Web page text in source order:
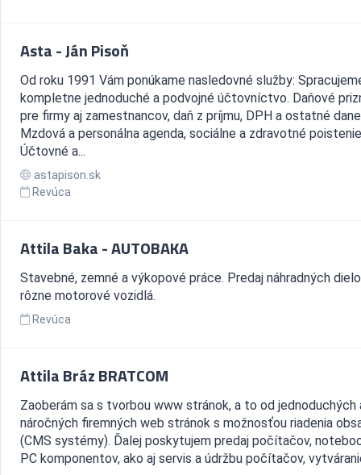
Asta - Ján Pisoň
Od roku 1991 Vám ponúkame nasledovné služby:
kompletne jednoduché a podvojné účtovníctvo. Daňové
pre firmy aj zamestnancov, daň z príjmu, DPH a ostatné
Mzdová a personálna agenda, sociálne a zdravotné
Účtovné a...
astapison.sk
Revúca
Attila Baka - AUTOBAKA
Stavebné, zemné a výkopové práce. Predaj náhradných
rôzne motorové vozidlá.
Revúca
Attila Bráz BRATCOM
Zaoberám sa s tvorbou www stránok, a to od jednoduchých
náročných firemných web stránok s možnosťou riadenia
(CMS systémy). Ďalej poskytujem predaj počítačov,
PC komponentov, ako aj servis a údržbu počítačov,